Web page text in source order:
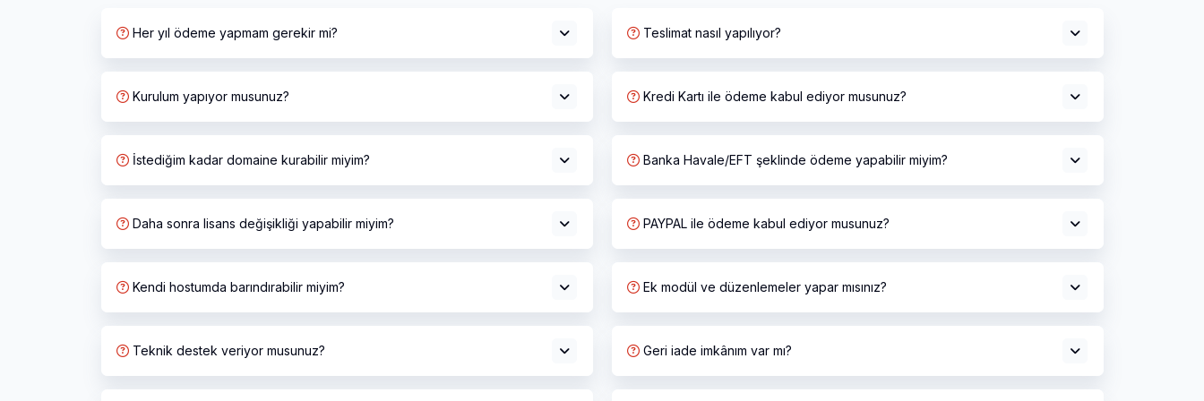
Her yıl ödeme yapmam gerekir mi?
Kurulum yapıyor musunuz?
İstediğim kadar domaine kurabilir miyim?
Daha sonra lisans değişikliği yapabilir miyim?
Kendi hostumda barındırabilir miyim?
Teknik destek veriyor musunuz?
Teslimat nasıl yapılıyor?
Kredi Kartı ile ödeme kabul ediyor musunuz?
Banka Havale/EFT şeklinde ödeme yapabilir miyim?
PAYPAL ile ödeme kabul ediyor musunuz?
Ek modül ve düzenlemeler yapar mısınız?
Geri iade imkânım var mı?